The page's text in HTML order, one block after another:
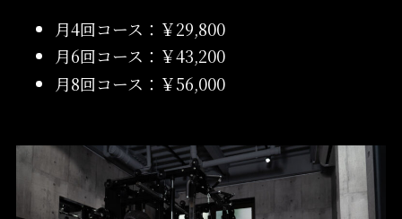
月4回コース：￥29,800
月6回コース：￥43,200
月8回コース：￥56,000